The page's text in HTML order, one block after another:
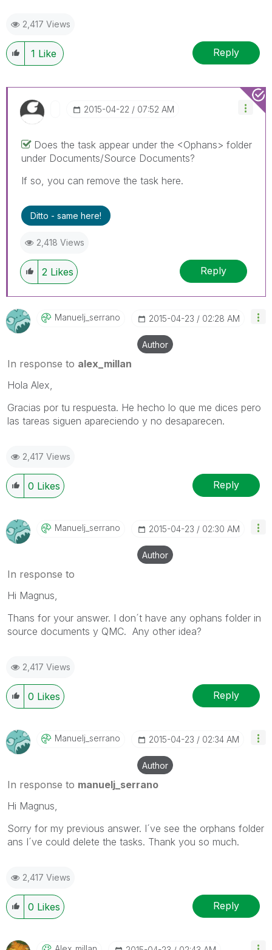
2,417 Views
1 Like Reply
‎2015-04-22 07:52 AM
Does the task appear under the <Ophans> folder
under Documents/Source Documents?
If so, you can remove the task here.
Ditto - same here!
2,418 Views
2 Likes Reply
Manuelj_serrano ‎2015-04-23 02:28 AM
Author
In response to alex_millan
Hola Alex,
Gracias por tu respuesta. He hecho lo que me dices pero
las tareas siguen apareciendo y no desaparecen.
2,417 Views
0 Likes Reply
Manuelj_serrano ‎2015-04-23 02:30 AM
Author
In response to
Hi Magnus,
Thans for your answer. I don´t have any ophans folder in
source documents y QMC. Any other idea?
2,417 Views
0 Likes Reply
Manuelj_serrano ‎2015-04-23 02:34 AM
Author
In response to manuelj_serrano
Hi Magnus,
Sorry for my previous answer. I´ve see the orphans folder
ans I´ve could delete the tasks. Thank you so much.
2,417 Views
0 Likes Reply